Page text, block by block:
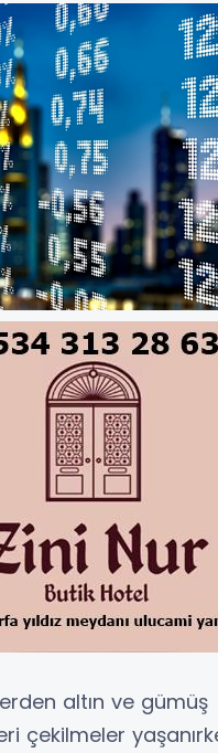
altın ve gümüş
çekilmeler